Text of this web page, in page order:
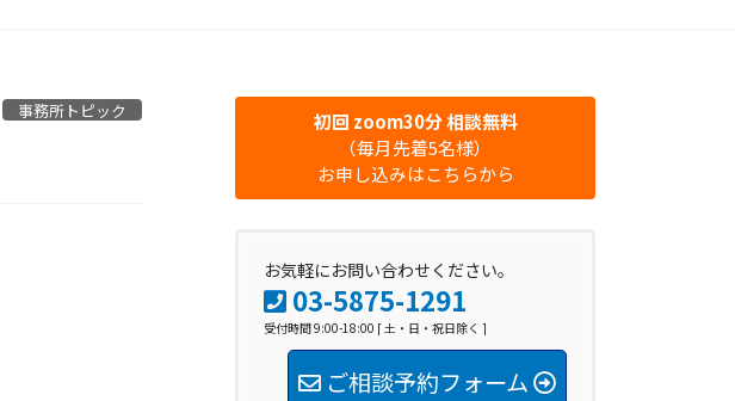
事務所トピック
初回 zoom30分 相談無料
（毎月先着5名様）
お申し込みはこちらから
お気軽にお問い合わせください。
03-5875-1291
受付時間 9:00-18:00 [ 土・日・祝日除く ]
ご相談予約フォーム